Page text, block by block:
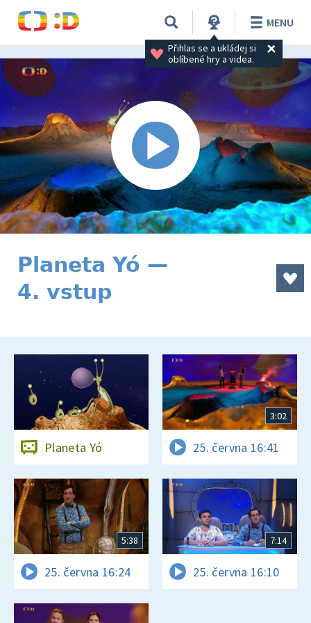
Přihlas se a ukládej si
oblíbené hry a videa.
MENU
Planeta Yó —
4. vstup
Planeta Yó
3:02
25. června 16:41
5:38
25. června 16:24
7:14
25. června 16:10